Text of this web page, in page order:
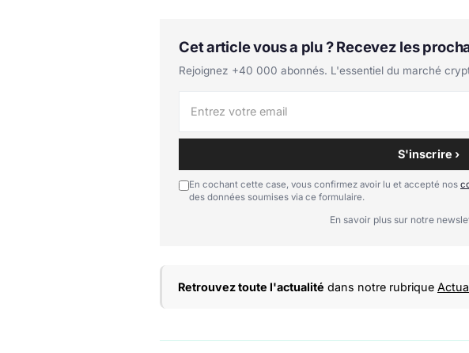
Cet article vous a plu ? Recevez les
Rejoignez +40 000 abonnés. L'essentiel du marché
S'inscrire ›
En cochant cette case, vous confirmez avoir lu et accepté nos
des données soumises via ce formulaire.
En savoir plus sur notre
Retrouvez toute l'actualité dans notre rubrique